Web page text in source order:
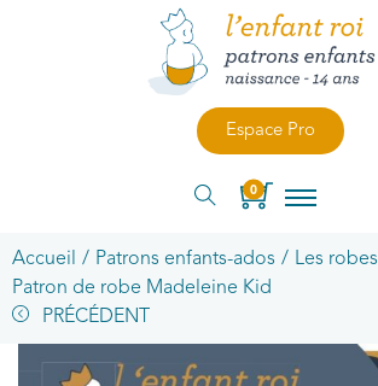
Espace Pro
0
Accueil / Patrons enfants-ados / Les robes
Patron de robe Madeleine Kid
PRÉCÉDENT